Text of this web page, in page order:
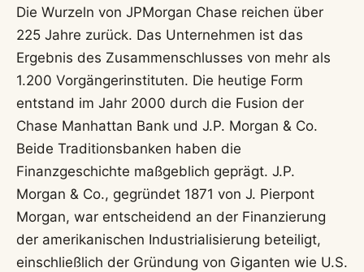
Die Wurzeln von JPMorgan Chase reichen über
225 Jahre zurück. Das Unternehmen ist das
Ergebnis des Zusammenschlusses von mehr als
1.200 Vorgängerinstituten. Die heutige Form
entstand im Jahr 2000 durch die Fusion der
Chase Manhattan Bank und J.P. Morgan & Co.
Beide Traditionsbanken haben die
Finanzgeschichte maßgeblich geprägt. J.P.
Morgan & Co., gegründet 1871 von J. Pierpont
Morgan, war entscheidend an der Finanzierung
der amerikanischen Industrialisierung beteiligt,
einschließlich der Gründung von Giganten wie U.S.